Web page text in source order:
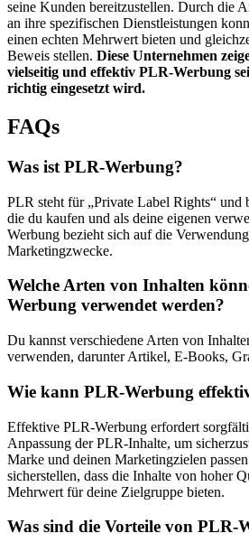
seine Kunden bereitzustellen. Durch die
an ihre spezifischen Dienstleistungen
einen echten Mehrwert bieten und
Beweis stellen. Diese Unternehmen
vielseitig und effektiv PLR-Werbung
richtig eingesetzt wird.
FAQs
Was ist PLR-Werbung?
PLR steht für „Private Label Rights“ und
die du kaufen und als deine eigenen
Werbung bezieht sich auf die
Marketingzwecke.
Welche Arten von Inhalten
Werbung verwendet werden?
Du kannst verschiedene Arten von
verwenden, darunter Artikel, E-Books,
Wie kann PLR-Werbung
Effektive PLR-Werbung erfordert
Anpassung der PLR-Inhalte, um
Marke und deinen Marketingzielen
sicherstellen, dass die Inhalte von hoher
Mehrwert für deine Zielgruppe bieten.
Was sind die Vorteile von PLR-